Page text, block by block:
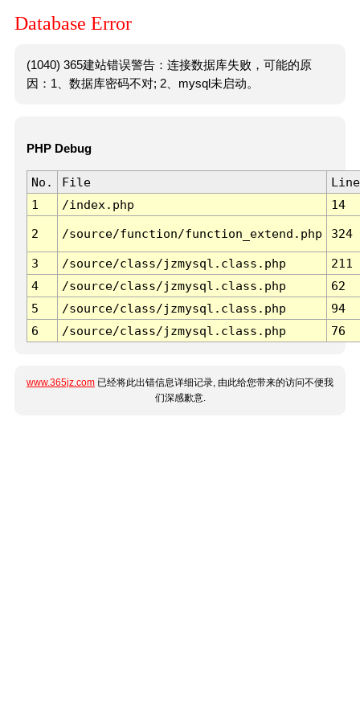
Database Error
(1040) 365建站错误警告：连接数据库失败，可能的原
因：1、数据库密码不对; 2、mysql未启动。
PHP Debug
No. File
Line
1
/index.php 14
2 /source/function/function_extend.php 324
3 /source/class/jzmysql.class.php
211
4
/source/class/jzmysql.class.php
62
5
/source/class/jzmysql.class.php
94
6
/source/class/jzmysql.class.php 76
www.365jz.com 已经将此出错信息详细记录, 由此给您带来的访问不便我
们深感歉意.